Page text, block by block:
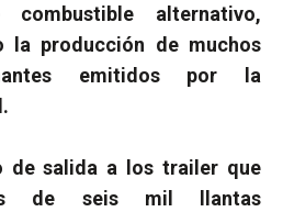
alternativo,
la producción de muchos
emitidos por la
de salida a los trailer que
de seis mil llantas